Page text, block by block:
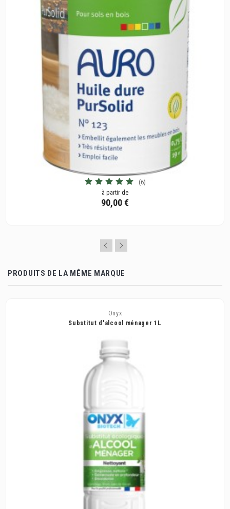
à partir de
90,00 €
(6)
PRODUITS DE LA MÊME MARQUE
Onyx
Substitut d'alcool ménager 1L